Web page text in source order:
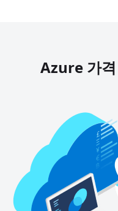
Azure 가격